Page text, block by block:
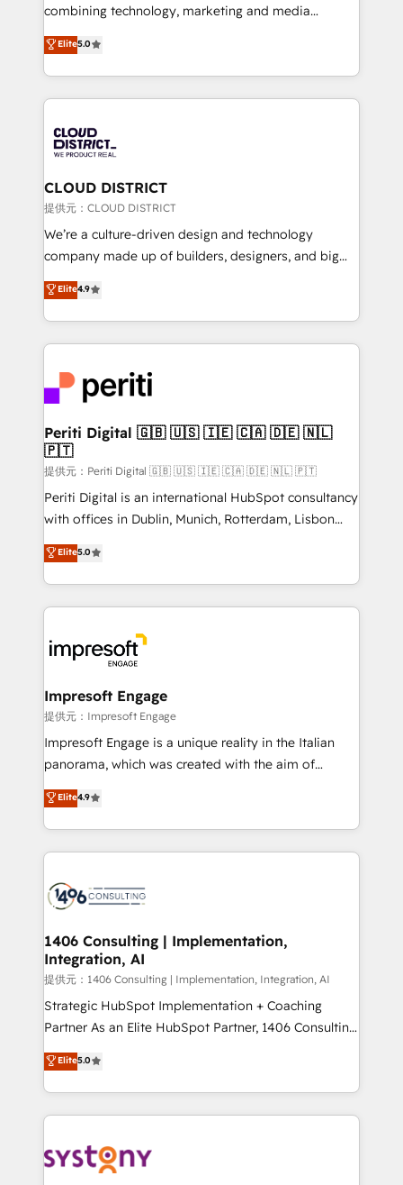
🏆 HubSpot Platform Migration Impact Award 🏆
Inbound Campaign of the Year 🏆 Gold AVA Digital
Award for Best Website 🌟 Accreditations: CRM
combining technology, marketing and media
expertise across Latin America and Southern
Europe, with teams across 7 countries. Born in Chile,
we combine local insight with international reach to
help businesses grow through technology, creativity,
500+ HubSpot implementations, building end-to-
end solutions that integrate CRM, AI automation,
inbound and loop marketing, content, and digital
creativity. Our multicultural team works in Spanish,
Portuguese, and English to design scalable strategies
that drive measurable growth. 🌎 Highlights: • 10+
Platform Migration Excellence. • Top 3 Partner of the
Year LATAM 2022, 2023, 2024, 2025. • Partner of the
business with HubSpot? Let Cebra’s experts help
you grow faster, smarter, and with impact.
Elite5.0
CLOUD DISTRICT
提供元：CLOUD DISTRICT
We’re a culture-driven design and technology
company made up of builders, designers, and big
thinkers. We blend strategy, design, and
development—always fueled by curiosity—to turn
ideas, opportunities, and challenges into meaningful
experiences. To us, technology is more than just
and—most importantly—simple. That’s why we lean
into bold ideas and shape them into thoughtful
products and strategies that actually make a
difference.
Elite4.9
Periti Digital 🇬🇧 🇺🇸 🇮🇪 🇨🇦 🇩🇪 🇳🇱
🇵🇹
提供元：Periti Digital 🇬🇧 🇺🇸 🇮🇪 🇨🇦 🇩🇪 🇳🇱 🇵🇹
Periti Digital is an international HubSpot consultancy
with offices in Dublin, Munich, Rotterdam, Lisbon
and New York. 🔎 We are focused on enhancing
revenue-generation strategies for clients through
complete integration of core business processes
and systems (such as ERP and e-commerce
results. 🎯 We present a solution-centric approach
and we're focused on HubSpot. We work with some
of HubSpot's most important customers to generate
value from the platform in the long term. 🤖 We have
worked 400+ HubSpot customers across industries
but specialise in the more complex projects where
represent key aspects of the project's success.
Elite5.0
Impresoft Engage
提供元：Impresoft Engage
Impresoft Engage is a unique reality in the Italian
panorama, which was created with the aim of
putting Customer Experience at the center by
creating digital environments capable of integrating
people, processes and data. We offer the best
digital solutions on the market, ranging from CRM
marketing automation to online and offline sales
allowing companies to optimize processes and meet
the needs of the customer. We are part of Impresoft
Group, a group of specialized and complementary
companies that divide their offer into 4
Competence Centers: Smart Manufacturing,
The synergies generated by these integrations,
together with the combination of talents, skills,
to accompany companies on their digital
transformation journey.
Elite4.9
1406 Consulting | Implementation,
Integration, AI
提供元：1406 Consulting | Implementation, Integration, AI
Strategic HubSpot Implementation + Coaching
Partner As an Elite HubSpot Partner, 1406 Consulting
helps mid-market revenue teams transform how
they sell, market, and serve. We don't just build your
HubSpot—we teach your team to own it, then stay
to help you keep winning. What We Do ⚙️ CRM
Data & Content 📈 Sales & Marketing Alignment +
Elite5.0